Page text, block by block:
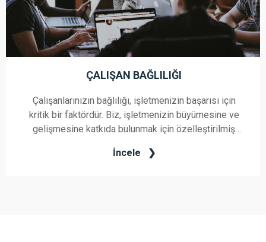
ÇALIŞAN BAĞLILIĞI
Çalışanlarınızın bağlılığı, işletmenizin başarısı için
kritik bir faktördür. Biz, işletmenizin büyümesine ve
gelişmesine katkıda bulunmak için özelleştirilmiş
İncele